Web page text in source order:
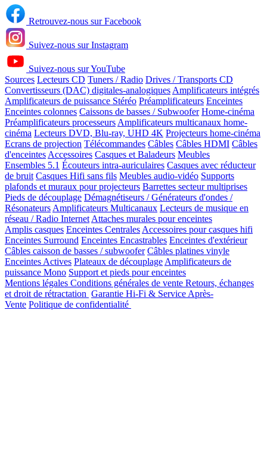
Retrouvez-nous sur Facebook
Suivez-nous sur Instagram
Suivez-nous sur YouTube
Sources Lecteurs CD Tuners / Radio Drives / Transports CD
Convertisseurs (DAC) digitales-analogiques Amplificateurs intégrés
Amplificateurs de puissance Stéréo Préamplificateurs Enceintes
Enceintes colonnes Caissons de basses / Subwoofer Home-cinéma
Préamplificateurs processeurs Amplificateurs multicanaux home-
cinéma Lecteurs DVD, Blu-ray, UHD 4K Projecteurs home-cinéma
Ecrans de projection Télécommandes Câbles Câbles HDMI Câbles
d'enceintes Accessoires Casques et Baladeurs Meubles
Ensembles 5.1 Écouteurs intra-auriculaires Casques avec réducteur
de bruit Casques Hifi sans fils Meubles audio-vidéo Supports
plafonds et muraux pour projecteurs Barrettes secteur multiprises
Pieds de découplage Démagnétiseurs / Générateurs d'ondes /
Résonateurs Amplificateurs Multicanaux Lecteurs de musique en
réseau / Radio Internet Attaches murales pour enceintes
Amplis casques Enceintes Centrales Accessoires pour casques hifi
Enceintes Surround Enceintes Encastrables Enceintes d'extérieur
Câbles caisson de basses / subwoofer Câbles platines vinyle
Enceintes Actives Plateaux de découplage Amplificateurs de
puissance Mono Support et pieds pour enceintes
Mentions légales Conditions générales de vente Retours, échanges
et droit de rétractation Garantie Hi-Fi & Service Après-
Vente Politique de confidentialité